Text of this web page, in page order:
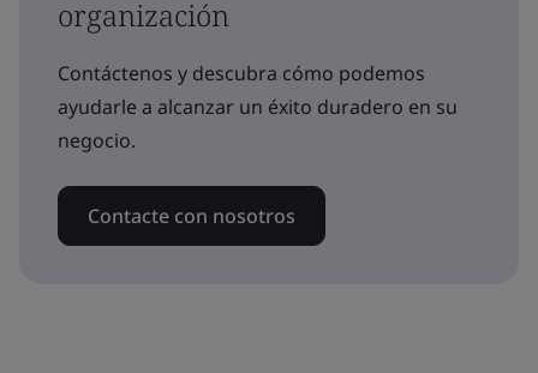
organización
Contáctenos y descubra cómo podemos
ayudarle a alcanzar un éxito duradero en su
negocio.
Contacte con nosotros